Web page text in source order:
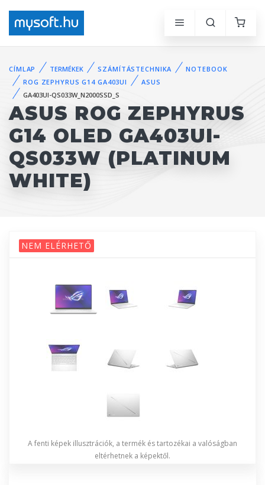
CÍMLAP TERMÉKEK SZÁMÍTÁSTECHNIKA
NOTEBOOK
ROG ZEPHYRUS G14 GA403UI
ASUS
GA403UI-QS033W_N2000SSD_S
ASUS ROG ZEPHYRUS
G14 OLED GA403UI-
QS033W (PLATINUM
WHITE)
NEM ELÉRHETŐ
A fenti képek illusztrációk, a termék és tartozékai a valóságban
eltérhetnek a képektől.